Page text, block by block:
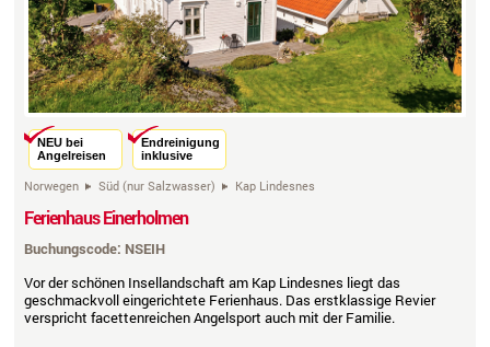
NEU bei
Angelreisen
Endreinigung
inklusive
Norwegen Süd (nur Salzwasser) Kap Lindesnes
Ferienhaus Einerholmen
Buchungscode: NSEIH
Vor der schönen Insellandschaft am Kap Lindesnes liegt das
geschmackvoll eingerichtete Ferienhaus. Das erstklassige Revier
verspricht facettenreichen Angelsport auch mit der Familie.